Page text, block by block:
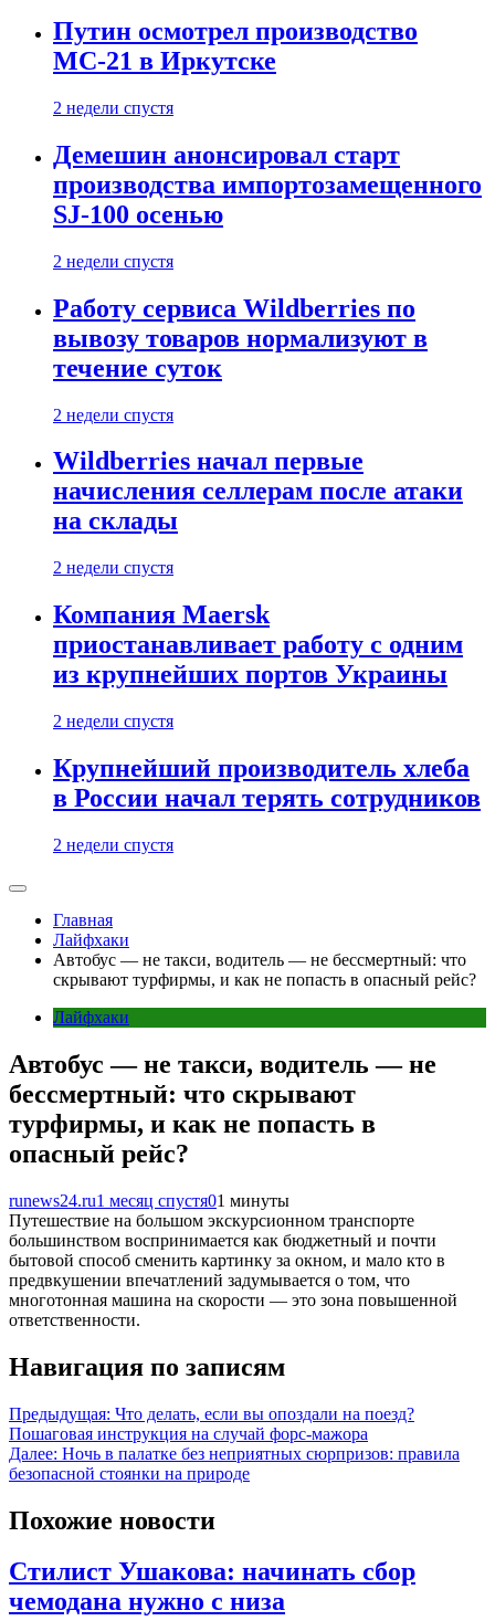
Путин осмотрел производство
МС-21 в Иркутске
2 недели спустя
Демешин анонсировал старт
производства импортозамещенного
SJ-100 осенью
2 недели спустя
Работу сервиса Wildberries по
вывозу товаров нормализуют в
течение суток
2 недели спустя
Wildberries начал первые
начисления селлерам после атаки
на склады
2 недели спустя
Компания Maersk
приостанавливает работу с одним
из крупнейших портов Украины
2 недели спустя
Крупнейший производитель хлеба
в России начал терять сотрудников
2 недели спустя
Главная
Лайфхаки
Автобус — не такси, водитель — не бессмертный: что
скрывают турфирмы, и как не попасть в опасный рейс?
Лайфхаки
Автобус — не такси, водитель — не
бессмертный: что скрывают
турфирмы, и как не попасть в
опасный рейс?
runews24.ru1 месяц спустя01 минуты
Путешествие на большом экскурсионном транспорте
большинством воспринимается как бюджетный и почти
бытовой способ сменить картинку за окном, и мало кто в
предвкушении впечатлений задумывается о том, что
многотонная машина на скорости — это зона повышенной
ответственности.
Навигация по записям
Предыдущая: Что делать, если вы опоздали на поезд?
Пошаговая инструкция на случай форс-мажора
Далее: Ночь в палатке без неприятных сюрпризов: правила
безопасной стоянки на природе
Похожие новости
Стилист Ушакова: начинать сбор
чемодана нужно с низа